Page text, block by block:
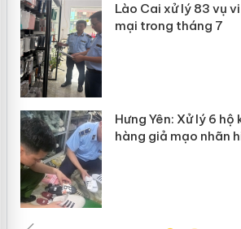
Lào Cai xử lý 83 vụ
mại trong tháng 7
Hưng Yên: Xử lý 6
hàng giả mạo nhãn